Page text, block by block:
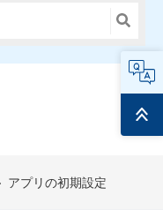
トップ
アプリの初期設定